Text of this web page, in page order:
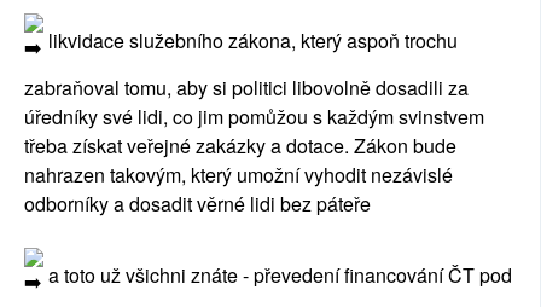
likvidace služebního zákona, který aspoň trochu
zabraňoval tomu, aby si politici libovolně dosadili za
úředníky své lidi, co jim pomůžou s každým svinstvem
třeba získat veřejné zakázky a dotace. Zákon bude
nahrazen takovým, který umožní vyhodit nezávislé
odborníky a dosadit věrné lidi bez páteře
a toto už všichni znáte - převedení financování ČT pod